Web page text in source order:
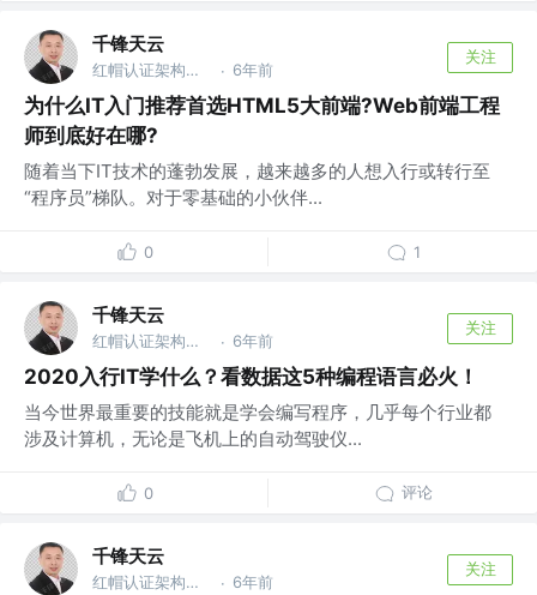
千锋天云
红帽认证架构师 @千锋教育 · 6年前
关注
为什么IT入门推荐首选HTML5大前端?Web前端工程
师到底好在哪?
随着当下IT技术的蓬勃发展，越来越多的人想入行或转行至
“程序员”梯队。对于零基础的小伙伴...
0 1
千锋天云
红帽认证架构师 @千锋教育 · 6年前
关注
2020入行IT学什么？看数据这5种编程语言必火！
当今世界最重要的技能就是学会编写程序，几乎每个行业都
涉及计算机，无论是飞机上的自动驾驶仪...
0 评论
千锋天云
红帽认证架构师 @千锋教育 · 6年前
关注